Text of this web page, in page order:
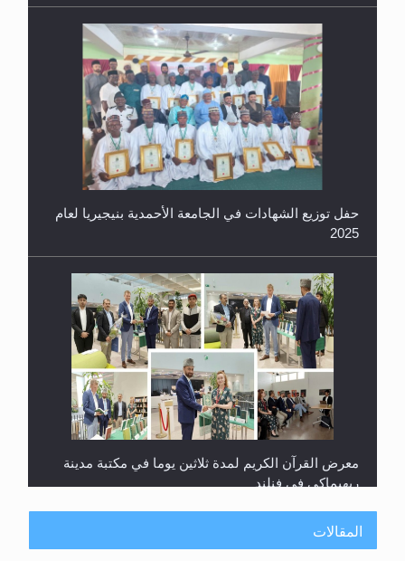
حفل توزيع الشهادات في الجامعة الأحمدية بنيجيريا لعام
2025
معرض القرآن الكريم لمدة ثلاثين يوما في مكتبة مدينة
ريهيماكي في فنلند
المقالات